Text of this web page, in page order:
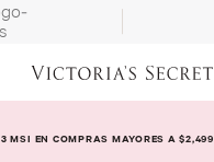
3 MSI EN COMPRAS MAYORES A